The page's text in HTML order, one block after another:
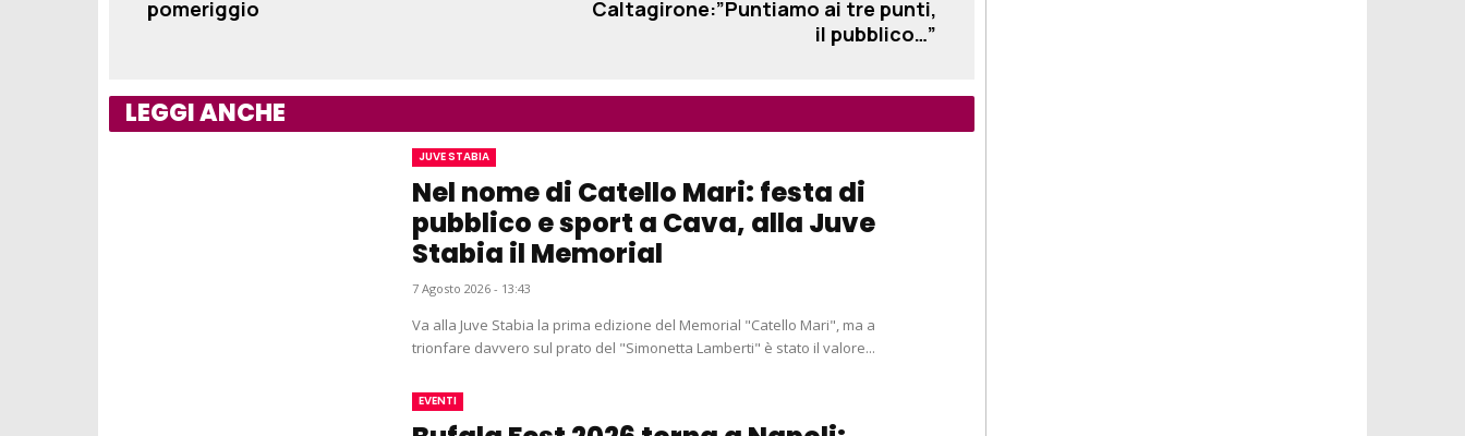
pomeriggio
Caltagirone:”Puntiamo ai tre punti,
il pubblico…”
LEGGI ANCHE
JUVE STABIA
Nel nome di Catello Mari: festa di
pubblico e sport a Cava, alla Juve
Stabia il Memorial
7 Agosto 2026 - 13:43
Va alla Juve Stabia la prima edizione del Memorial "Catello Mari", ma a
trionfare davvero sul prato del "Simonetta Lamberti" è stato il valore...
EVENTI